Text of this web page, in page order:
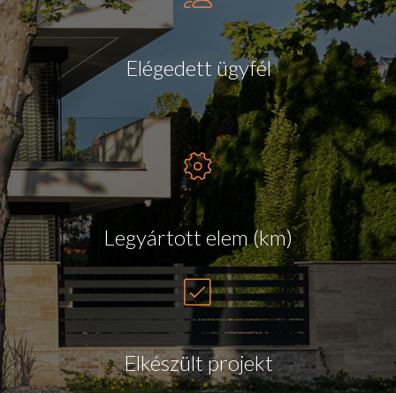
Elégedett ügyfél
Legyártott elem (km)
Elkészült projekt